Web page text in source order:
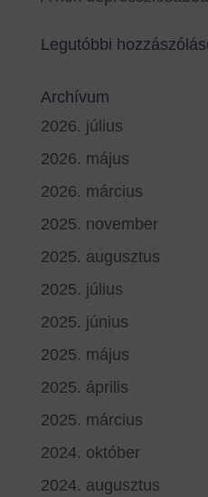
Legutóbbi
Archívum
2026. július
2026. május
2026. március
2025. november
2025. augusztus
2025. július
2025. június
2025. május
2025. április
2025. március
2024. október
2024. augusztus